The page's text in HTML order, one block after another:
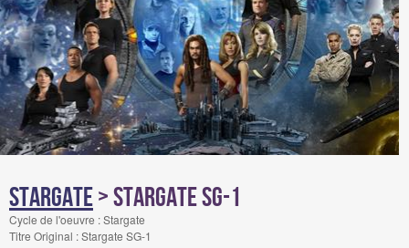
Stargate> Stargate SG-1
Cycle de l'oeuvre : Stargate
Titre Original : Stargate SG-1